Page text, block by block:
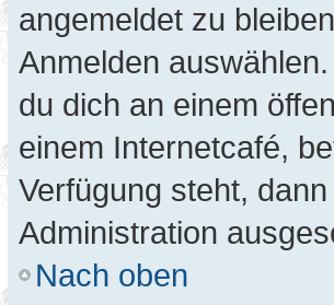
angemeldet zu
Anmelden
du dich an einem
einem Internetcafé,
Verfügung steht,
Administration
Nach oben